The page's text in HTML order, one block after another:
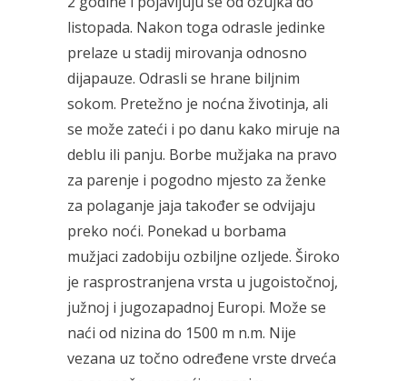
listopada. Nakon toga odrasle jedinke
prelaze u stadij mirovanja odnosno
dijapauze. Odrasli se hrane biljnim
sokom. Pretežno je noćna životinja, ali
se može zateći i po danu kako miruje na
deblu ili panju. Borbe mužjaka na pravo
za parenje i pogodno mjesto za ženke
za polaganje jaja također se odvijaju
preko noći. Ponekad u borbama
mužjaci zadobiju ozbiljne ozljede. Široko
je rasprostranjena vrsta u jugoistočnoj,
južnoj i jugozapadnoj Europi. Može se
naći od nizina do 1500 m n.m. Nije
vezana uz točno određene vrste drveća